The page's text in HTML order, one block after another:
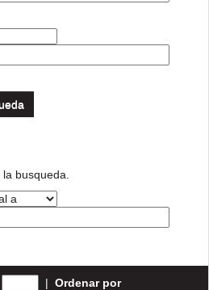
busqueda.
| Ordenar por